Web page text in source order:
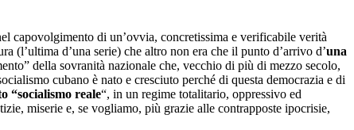
capovolgimento di un’ovvia, concretissima e verificabile verità
(l’ultima d’una serie) che altro non era che il punto d’arrivo d’una
della sovranità nazionale che, vecchio di più di mezzo secolo,
cubano è nato e cresciuto perché di questa democrazia e di
“socialismo reale“, in un regime totalitario, oppressivo ed
miserie e, se vogliamo, più grazie alle contrapposte ipocrisie,